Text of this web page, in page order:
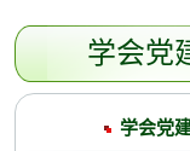
学会党
学会党